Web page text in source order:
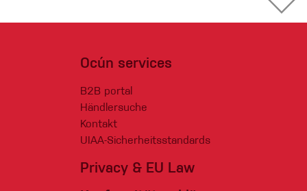
Ocún services
B2B portal
Händlersuche
Kontakt
UIAA-Sicherheitsstandards
Privacy & EU Law